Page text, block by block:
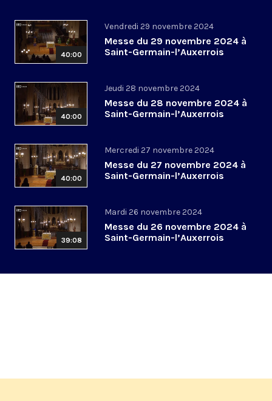
40:00
Vendredi 29 novembre 2024
Messe du 29 novembre 2024 à
Saint-Germain-l’Auxerrois
40:00
Jeudi 28 novembre 2024
Messe du 28 novembre 2024 à
Saint-Germain-l’Auxerrois
40:00
Mercredi 27 novembre 2024
Messe du 27 novembre 2024 à
Saint-Germain-l’Auxerrois
39:08
Mardi 26 novembre 2024
Messe du 26 novembre 2024 à
Saint-Germain-l’Auxerrois